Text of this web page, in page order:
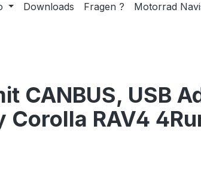
Downloads Fragen ? Motorrad
CANBUS, USB
RAV4